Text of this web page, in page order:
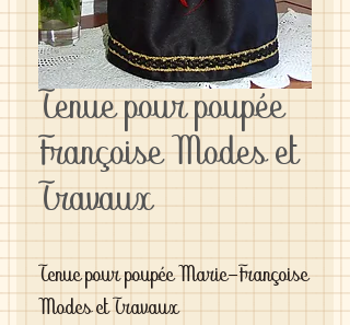
Tenue pour poupée
Françoise Modes et
Travaux
Tenue pour poupée Marie-Françoise
Modes et Travaux